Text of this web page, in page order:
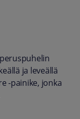
ja leveällä
-painike, jonka